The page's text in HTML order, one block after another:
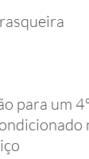
para um